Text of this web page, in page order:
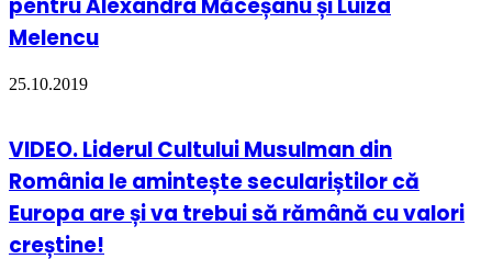
pentru Alexandra Măceșanu și Luiza
Melencu
25.10.2019
VIDEO. Liderul Cultului Musulman din
România le amintește seculariștilor că
Europa are și va trebui să rămână cu valori
creștine!